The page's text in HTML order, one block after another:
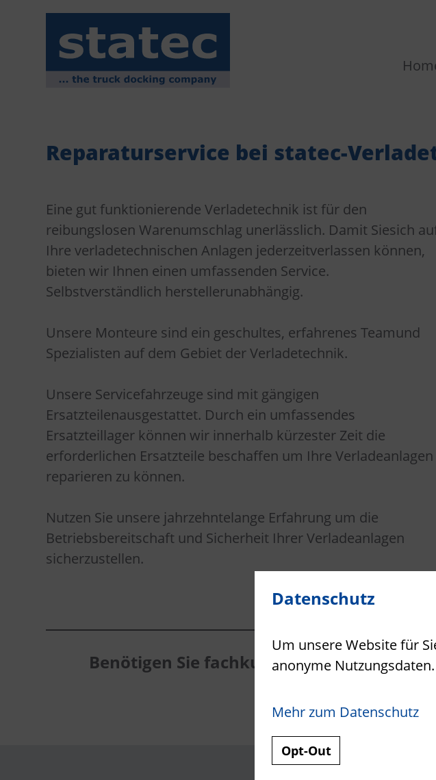
Reparaturservice bei statec-
Eine gut funktionierende Verladetechnik ist für den
reibungslosen Warenumschlag unerlässlich. Damit Siesich
Ihre verladetechnischen Anlagen jederzeitverlassen können,
bieten wir Ihnen einen umfassenden Service.
Selbstverständlich herstellerunabhängig.
Unsere Monteure sind ein geschultes, erfahrenes Teamund
Spezialisten auf dem Gebiet der Verladetechnik.
Unsere Servicefahrzeuge sind mit gängigen
Ersatzteilenausgestattet. Durch ein umfassendes
Ersatzteillager können wir innerhalb kürzester Zeit die
erforderlichen Ersatzteile beschaffen um Ihre Verladeanlagen
reparieren zu können.
Nutzen Sie unsere jahrzehntelange Erfahrung um die
Betriebsbereitschaft und Sicherheit Ihrer Verladeanlagen
sicherzustellen.
Benötigen Sie fachkundigen Rat? Nehmen
Datenschutz
Um unsere Website für
anonyme Nutzungsdaten.
Mehr zum Datenschutz
Opt-Out